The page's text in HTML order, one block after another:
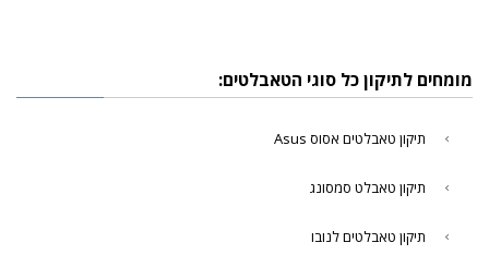
מומחים לתיקון כל סוגי הטאבלטים:
תיקון טאבלטים אסוס Asus
תיקון טאבלט סמסונג
תיקון טאבלטים לנובו